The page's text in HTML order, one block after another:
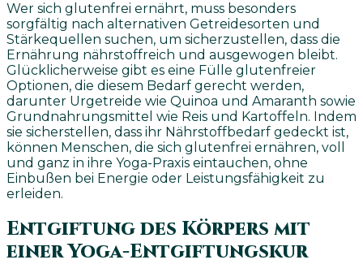
Wer sich glutenfrei ernährt, muss besonders
sorgfältig nach alternativen Getreidesorten und
Stärkequellen suchen, um sicherzustellen, dass die
Ernährung nährstoffreich und ausgewogen bleibt.
Glücklicherweise gibt es eine Fülle glutenfreier
Optionen, die diesem Bedarf gerecht werden,
darunter Urgetreide wie Quinoa und Amaranth sowie
Grundnahrungsmittel wie Reis und Kartoffeln. Indem
sie sicherstellen, dass ihr Nährstoffbedarf gedeckt ist,
können Menschen, die sich glutenfrei ernähren, voll
und ganz in ihre Yoga-Praxis eintauchen, ohne
Einbußen bei Energie oder Leistungsfähigkeit zu
erleiden.
Entgiftung des Körpers mit
einer Yoga-Entgiftungskur